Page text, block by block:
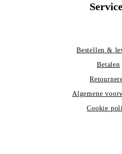
Bestellen &
Betalen
Algemene
Cookie